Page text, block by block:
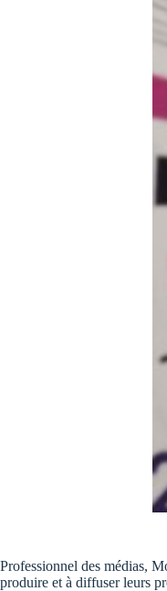
Professionnel des médias,
produire et à diffuser leurs